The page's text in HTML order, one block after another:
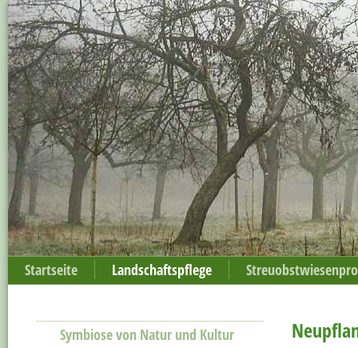
Startseite Landschaftspflege
Symbiose von Natur und Kultur